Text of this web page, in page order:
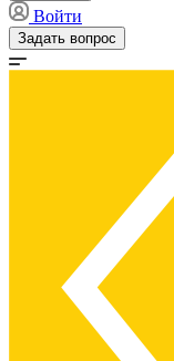
Войти
Задать вопрос